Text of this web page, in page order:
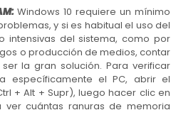
Windows 10 requiere un mínimo
y si es habitual el uso del
intensivas del sistema, como por
o producción de medios, contar
la gran solución. Para verificar
específicamente el PC, abrir el
+ Alt + Supr), luego hacer clic en
ver cuántas ranuras de memoria